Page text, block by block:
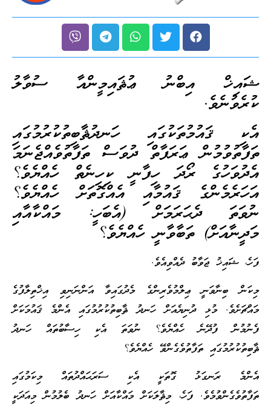
ޝައިޚް އިބްނު ޢުޘައިމީންއާ ސުވާލު
ކުރެވުނެވެ.
އެކި ޤައުމުތަކުގައި ހަނދުޘާބިތުކުރުމުގައި
ތަފާތުވުމުން ޢަރަފާތް ދުވަސް ތަފާތުވެއްޖެނަމަ
އެދުވަހުގެ ރޯދަ ހިފާނީ ކިހިނެތް ހެއްޔެވެ؟
އަހަރެމެންގެ ޤައުމާއި އެއްގޮތަށް ހެއްޔެވެ؟
ނުވަތަ ދެޙަރަމަށް (އެބަހީ: މައްކާއާއި
މަދީނާއަށް) ތަބާވާނީ ހެއްޔެވެ؟
ފަހެ، ޝައިޚު ޖަވާބު ދެއްވިއެވެ.
މިކަން ބިނާވަނީ ޢިލްމުވެރިންގެ މެދުގައިވާ އަންނަނިވި އިޚްތިލާފުގެ
މައްޗަށެވެ. މުޅި ދުނިޔެއަށް ހަނދު ޘާބިތުކުރުމުގައި އެންމެ ޤައުމަކަށް
ފެނުމުން ފުދޭނެ ހެއްޔެވެ؟ ނުވަތަ އެކި ހިސާބުތައް ހަނދު
ޘާބިތުކުރުމުގައި ތަފާތުވެގެންވޭ ހެއްޔެވެ؟
އެންމެ ރަނގަޅު ގޮތަކީ އެކި ސަރަޙައްދުތައް މިކަމުގައި
ތަފާތުވެގެންވުމެވެ. ފަހެ، މިޘާލަކަށް މައްކާއަށް ހަނދު ބެލުމުން މިއަދަކީ